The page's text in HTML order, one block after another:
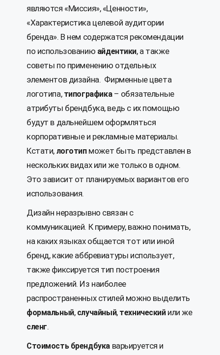
являются «Миссия», «Ценности»,
«Характеристика целевой аудитории
бренда». В нем содержатся рекомендации
по использованию айдентики, а также
советы по применению отдельных
элементов дизайна. Фирменные цвета
логотипа, типографика– обязательные
атрибуты брендбука, ведь с их помощью
будут в дальнейшем оформляться
корпоративные и рекламные материалы.
Кстати, логотипможет быть представлен в
нескольких видах или же только в одном.
Это зависит от планируемых вариантов его
использования.
Дизайн неразрывно связан с
коммуникацией. К примеру, важно понимать,
на каких языках общается тот или иной
бренд, какие аббревиатуры использует,
также фиксируется тип построения
предложений. Из наиболее
распространенных стилей можно выделить
формальный, случайный, техническийили же
сленг.
Стоимость брендбукаварьируется и